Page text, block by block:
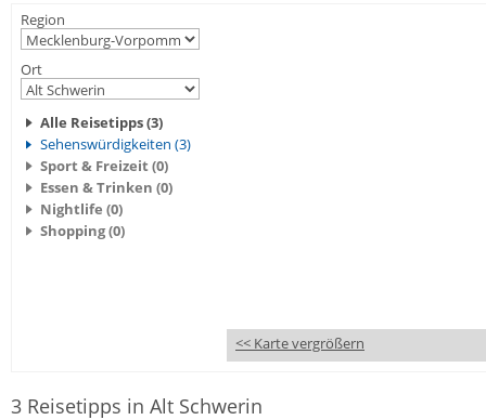
Region
Ort
Alle Reisetipps (3)
Sehenswürdigkeiten (3)
Sport & Freizeit (0)
Essen & Trinken (0)
Nightlife (0)
Shopping (0)
<< Karte vergrößern
3 Reisetipps in Alt Schwerin